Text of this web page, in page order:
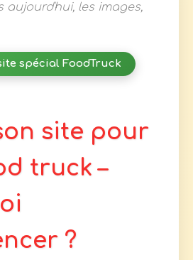
aujourd'hui, les images,
spécial FoodTruck
site pour
truck –
?